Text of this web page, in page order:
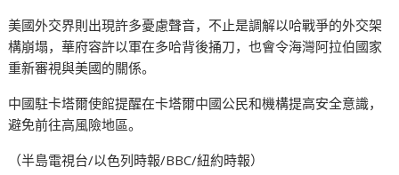
美國外交界則出現許多憂慮聲音，不止是調解以哈戰爭的外交架
構崩塌，華府容許以軍在多哈背後捅刀，也會令海灣阿拉伯國家
重新審視與美國的關係。
中國駐卡塔爾使館提醒在卡塔爾中國公民和機構提高安全意識，
避免前往高風險地區。
（半島電視台/以色列時報/BBC/紐約時報）